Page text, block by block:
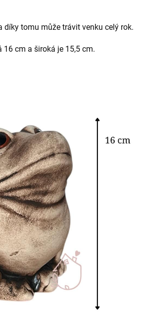
díky tomu může trávit venku celý rok.
16 cm a široká je 15,5 cm.